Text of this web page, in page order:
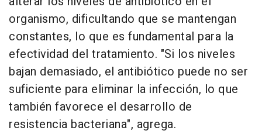
organismo, dificultando que se mantengan
constantes, lo que es fundamental para la
efectividad del tratamiento. "Si los niveles
bajan demasiado, el antibiótico puede no ser
suficiente para eliminar la infección, lo que
también favorece el desarrollo de
resistencia bacteriana", agrega.